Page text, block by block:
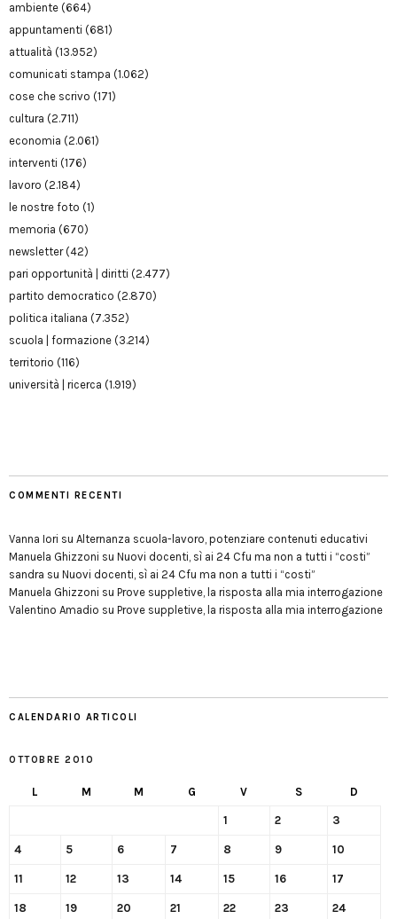
ambiente (664)
appuntamenti (681)
attualità (13.952)
comunicati stampa (1.062)
cose che scrivo (171)
cultura (2.711)
economia (2.061)
interventi (176)
lavoro (2.184)
le nostre foto (1)
memoria (670)
newsletter(42)
pari opportunità | diritti (2.477)
partito democratico (2.870)
politica italiana (7.352)
scuola | formazione (3.214)
territorio (116)
università | ricerca (1.919)
COMMENTI RECENTI
Vanna Iori su Alternanza scuola-lavoro, potenziare contenuti educativi
Manuela Ghizzoni su Nuovi docenti, sì ai 24 Cfu ma non a tutti i “costi”
sandra su Nuovi docenti, sì ai 24 Cfu ma non a tutti i “costi”
Manuela Ghizzoni su Prove suppletive, la risposta alla mia interrogazione
Valentino Amadio su Prove suppletive, la risposta alla mia interrogazione
CALENDARIO ARTICOLI
OTTOBRE 2010
L M M G V S D
1 2 3
4 5 6 7 8 9 10
11 12 13 14 15 16 17
18 19 20 21 22 23 24